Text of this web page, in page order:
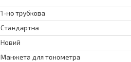
1-но трубкова
Стандартна
Новий
Манжета для тонометра